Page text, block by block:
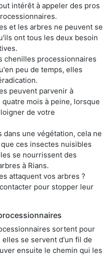
intérêt à appeler des pros
et les arbres ne peuvent se
ont tous les deux besoin
chenilles processionnaires
peu de temps, elles
peuvent parvenir à
mois à peine, lorsque
de votre
une végétation, cela ne
ces insectes nuisibles
se nourrissent des
à Rians.
attaquent vos arbres ?
pour stopper leur
sortent pour
se servent d'un fil de
ensuite le chemin qui les